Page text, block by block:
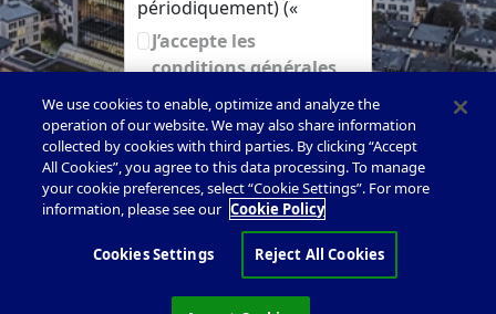
périodiquement) («
Article 92 »). Ce site
Web a pour unique
mécanisme
permettant aux
investisseurs de fonds
de demander,
d’inspecter et d’obtenir
des documents et/ou
des informations
conformément à
J’accepte les
conditions générales
Dechert LLP 2026 | Disclaimer and Other Legal
Notices| US Online Privacy Policy|Cookie Policy
Data Protection Privacy Notice|California Notice at
Collection & Privacy Notice|Do Not Share My Personal
We use cookies to enable, optimize and analyze the
operation of our website. We may also share information
collected by cookies with third parties. By clicking “Accept
All Cookies”, you agree to this data processing. To manage
your cookie preferences, select “Cookie Settings”. For more
information, please see our Cookie Policy
Cookies Settings Reject All Cookies